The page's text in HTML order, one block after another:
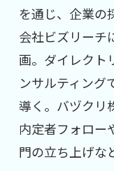
を通じ、企業の
会社ビズリーチ
画。ダイレクト
ンサルティング
導く。バヅクリ
内定者フォロー
門の立ち上げな